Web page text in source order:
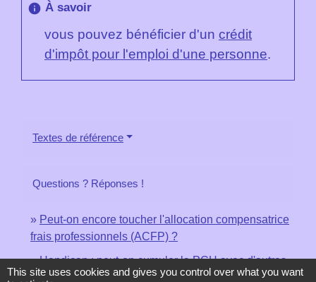
info À savoir
vous pouvez bénéficier d'un crédit
d'impôt pour l'emploi d'une personne.
Textes de référence
Questions ? Réponses !
Peut-on encore toucher l'allocation compensatrice
frais professionnels (ACFP) ?
Handicap : peut-on cumuler la PCH avec d'autres
allocations ?
This site uses cookies and gives you control over what you want